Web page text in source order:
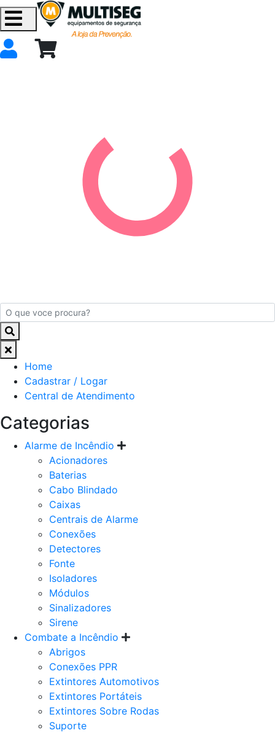
Home
Cadastrar / Logar
Central de Atendimento
Categorias
Alarme de Incêndio
Acionadores
Baterias
Cabo Blindado
Caixas
Centrais de Alarme
Conexões
Detectores
Fonte
Isoladores
Módulos
Sinalizadores
Sirene
Combate a Incêndio
Abrigos
Conexões PPR
Extintores Automotivos
Extintores Portáteis
Extintores Sobre Rodas
Suporte